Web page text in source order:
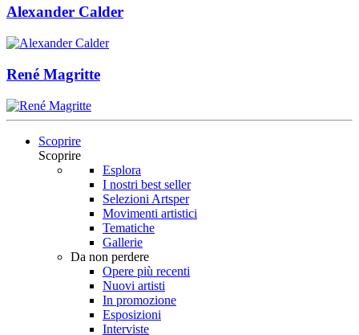
Alexander Calder
René Magritte
Scoprire
Scoprire
Esplora
I nostri best seller
Selezioni Artsper
Movimenti artistici
Tematiche
Gallerie
Da non perdere
Opere più recenti
Nuovi artisti
In promozione
Esposizioni
Interviste